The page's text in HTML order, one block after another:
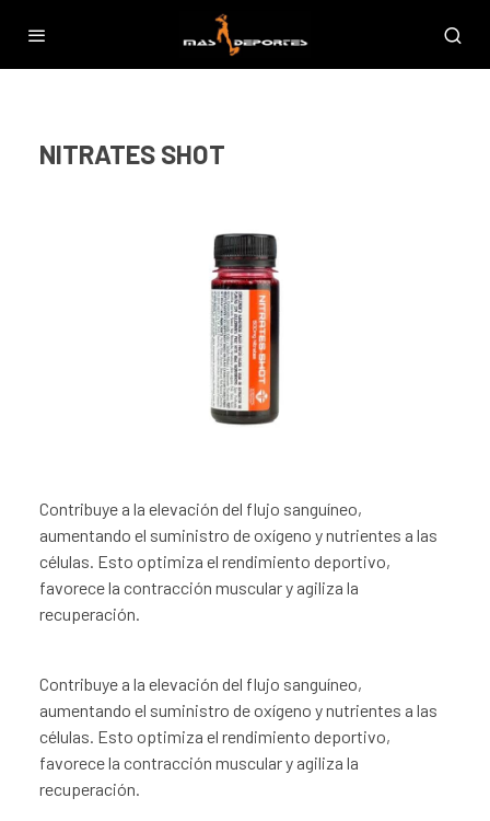
NITRATES SHOT
Contribuye a la elevación del flujo sanguíneo,
aumentando el suministro de oxígeno y nutrientes a las
células. Esto optimiza el rendimiento deportivo,
favorece la contracción muscular y agiliza la
recuperación.
Contribuye a la elevación del flujo sanguíneo,
aumentando el suministro de oxígeno y nutrientes a las
células. Esto optimiza el rendimiento deportivo,
favorece la contracción muscular y agiliza la
recuperación.